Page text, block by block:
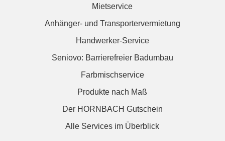
Mietservice
Anhänger- und Transportervermietung
Handwerker-Service
Seniovo: Barrierefreier Badumbau
Farbmischservice
Produkte nach Maß
Der HORNBACH Gutschein
Alle Services im Überblick